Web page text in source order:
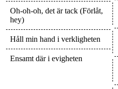
Oh-oh-oh, det är tack (Förlåt,
hey)
Håll min hand i verkligheten
Ensamt där i evigheten